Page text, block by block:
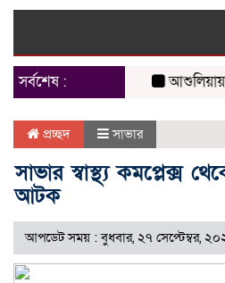
সর্বশেষ :
আশুলিয়ায়
প্রচ্ছদ সাভার
সাভার স্বাস্থ্য কমপ্লেক্স
আটক
আপডেট সময় : বুধবার, ২৭ সেপ্টেম্বর,